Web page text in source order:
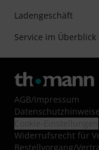
Ladengeschäft
Service im Überblick
AGB/Impressum
Datenschutzhinweise
Widerrufsrecht für
Bestellvorgang/